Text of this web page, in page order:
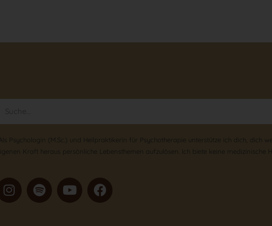
Als Psychologin (M.Sc.) und Heilpraktikerin für Psychotherapie unterstütze ich dich, dich
eigenen Kraft heraus persönliche Lebensthemen aufzulösen. Ich biete keine medizinische